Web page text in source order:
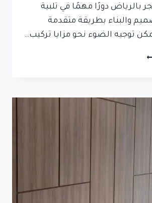
بالرياض دورًا مهمًا في تلبية
والبناء بطريقة متقدمة
توجيه الضوء نحو مزايا تركيب…